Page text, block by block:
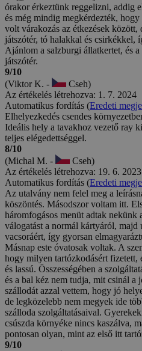
órakor érkeztünk reggelizni, addig
és még mindig megkérdezték,
volt várakozás az étkezések
játszótér, tó halakkal és csirkékkel,
Ajánlom a salzburgi állatkertet, és
játszótér.
9/10
(Viktor K. -
Cseh)
Az értékelés létrehozva: 1. 7. 2024
Automatikus fordítás (Eredeti
Elhelyezkedés csendes
Ideális hely a tavakhoz vezető ray
teljes elégedettséggel.
8/10
(Michal M. -
Cseh)
Az értékelés létrehozva: 19. 6. 2023
Automatikus fordítás (Eredeti
Az utalvány nem felel meg a
köszöntés. Másodszor voltam itt.
háromfogásos menüt adtak nekünk
válogatást a normál kártyáról, majd
vacsoráért, így gyorsan
Másnap este óvatosak voltak. A
hogy milyen tartózkodásért fizetett,
és lassú. Összességében a
és a bal kéz nem tudja, mit csinál a
szállodát azzal vettem, hogy jó
de legközelebb nem megyek ide
szálloda szolgáltatásaival.
csúszda környéke nincs kaszálva,
pontosan olyan, mint az első itt
9/10